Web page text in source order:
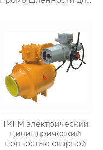
нержавеющей стали с
фтористой
футеровкой ptfe CF8M
с турбинным
наконечником
TKFM электрический
цилиндрический
полностью сварной